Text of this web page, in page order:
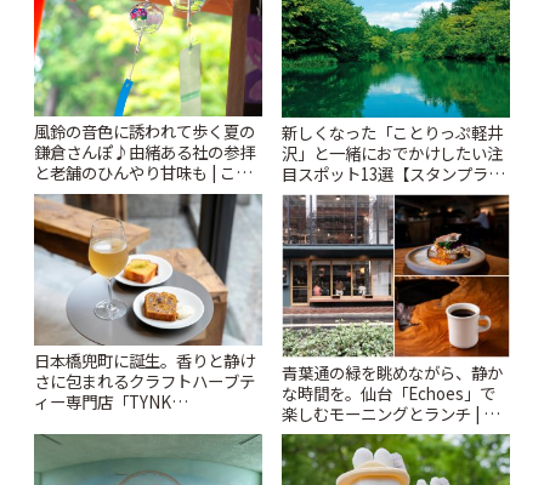
風鈴の音色に誘われて歩く夏の
鎌倉さんぽ♪由緒ある社の参拝
と老舗のひんやり甘味も | こと
りっぷ
新しくなった「ことりっぷ軽井
沢」と一緒におでかけしたい注
目スポット13選【スタンプラリ
ー開催中】 | ことりっぷ
日本橋兜町に誕生。香りと静け
さに包まれるクラフトハーブテ
ィー専門店「TYNK
青葉通の緑を眺めながら、静か
な時間を。仙台「Echoes」で
楽しむモーニングとランチ | こ
とりっぷ